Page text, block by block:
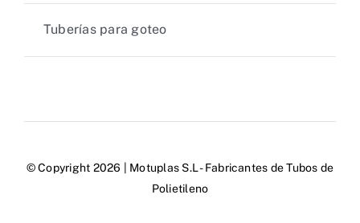
Tuberías para goteo
© Copyright 2026 | Motuplas S.L - Fabricantes de Tubos de
Polietileno